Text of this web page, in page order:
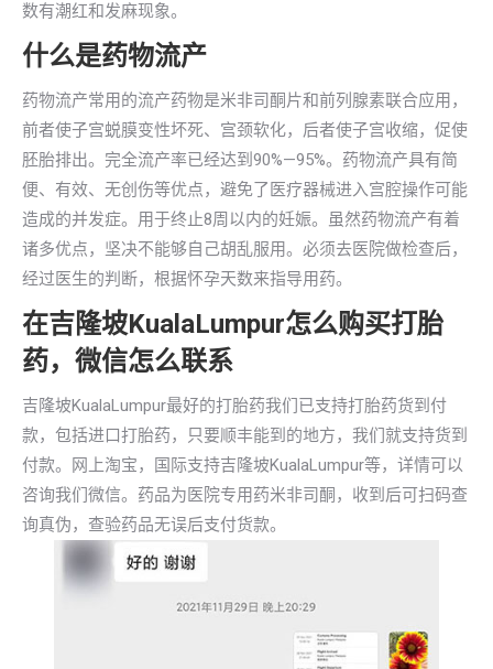
数有潮红和发麻现象。
什么是药物流产
药物流产常用的流产药物是米非司酮片和前列腺素联合应用，
前者使子宫蜕膜变性坏死、宫颈软化，后者使子宫收缩，促使
胚胎排出。完全流产率已经达到90%—95%。药物流产具有简
便、有效、无创伤等优点，避免了医疗器械进入宫腔操作可能
造成的并发症。用于终止8周以内的妊娠。虽然药物流产有着
诸多优点，坚决不能够自己胡乱服用。必须去医院做检查后，
经过医生的判断，根据怀孕天数来指导用药。
在吉隆坡KualaLumpur怎么购买打胎
药，微信怎么联系
吉隆坡KualaLumpur最好的打胎药我们已支持打胎药货到付
款，包括进口打胎药，只要顺丰能到的地方，我们就支持货到
付款。网上淘宝，国际支持吉隆坡KualaLumpur等，详情可以
咨询我们微信。药品为医院专用药米非司酮，收到后可扫码查
询真伪，查验药品无误后支付货款。